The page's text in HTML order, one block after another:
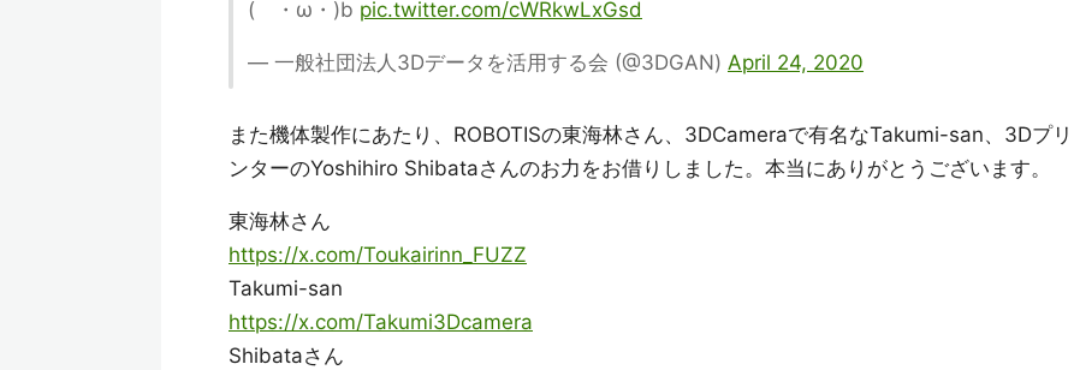
( ・ω・)b pic.twitter.com/cWRkwLxGsd
— 一般社団法人3Dデータを活用する会 (@3DGAN) April 24, 2020
また機体製作にあたり、ROBOTISの東海林さん、3DCameraで有名なTakumi-san、3Dプリ
ンターのYoshihiro Shibataさんのお力をお借りしました。本当にありがとうございます。
東海林さん
https://x.com/Toukairinn_FUZZ
Takumi-san
https://x.com/Takumi3Dcamera
Shibataさん